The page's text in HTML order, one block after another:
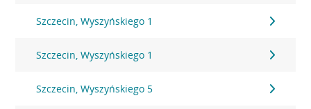
Szczecin, Wyszyńskiego 1
Szczecin, Wyszyńskiego 1
Szczecin, Wyszyńskiego 5